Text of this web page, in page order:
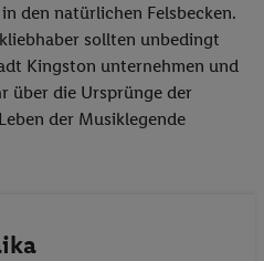
den natürlichen Felsbecken.
sollten unbedingt
Kingston unternehmen und
über die Ursprünge der
der Musiklegende